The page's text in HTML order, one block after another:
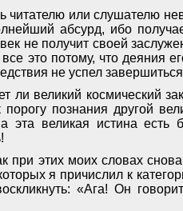
читателю или слушателю
абсурд, ибо
не получит своей
это потому, что деяния
не успел
ли великий космический
порогу познания другой
эта великая истина есть
при этих моих словах
я причислил к
«Ага! Он